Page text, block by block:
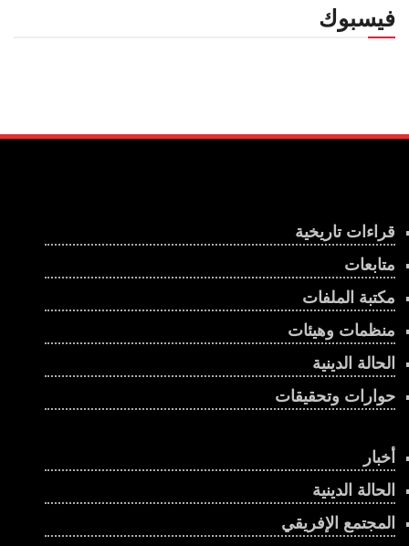
فيسبوك
قراءات تاريخية
متابعات
مكتبة الملفات
منظمات وهيئات
الحالة الدينية
حوارات وتحقيقات
أخبار
الحالة الدينية
المجتمع الإفريقي